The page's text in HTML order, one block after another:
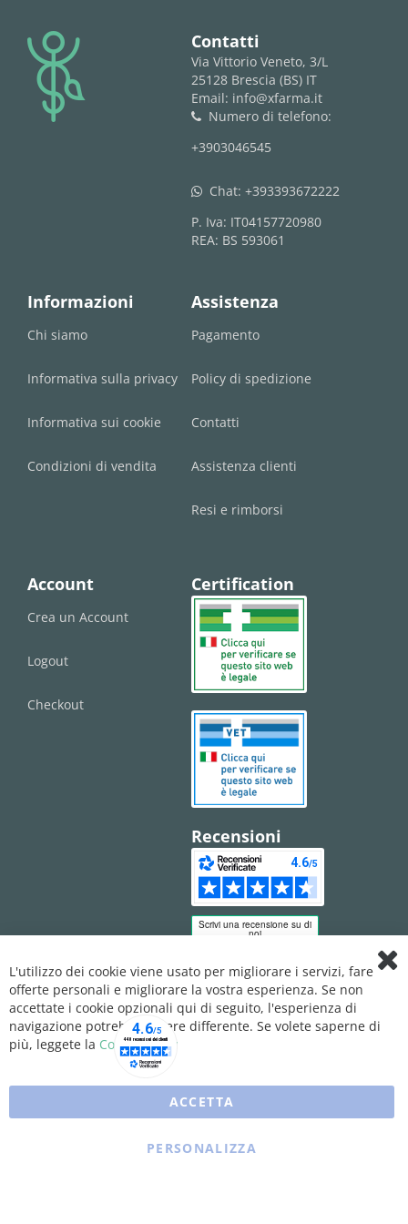
logo Contatti
Via Vittorio Veneto, 3/L
25128 Brescia (BS) IT
Email: info@xfarma.it
phone
Numero di telefono:
+3903046545
whatsapp Chat: +393393672222
P. Iva: IT04157720980
REA: BS 593061
Informazioni
Chi siamo
Informativa sulla privacy
Informativa sui cookie
Condizioni di vendita
Assistenza
Pagamento
Policy di spedizione
Contatti
Assistenza clienti
Resi e rimborsi
Account
Crea un Account
Logout
Checkout
Certification
Recensioni
L'utilizzo dei cookie viene usato per migliorare i servizi, fare
offerte personali e migliorare la vostra esperienza. Se non
accettate i cookie opzionali qui di seguito, l'esperienza di
navigazione potrebbe essere differente. Se volete saperne di
più, leggete la Cookie Policy
ACCETTA
PERSONALIZZA